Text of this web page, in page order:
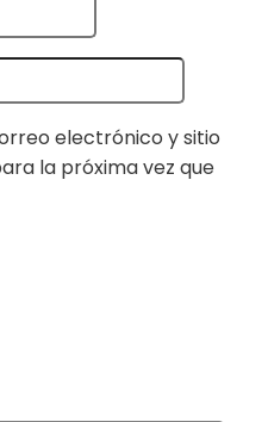
electrónico y sitio
la próxima vez que